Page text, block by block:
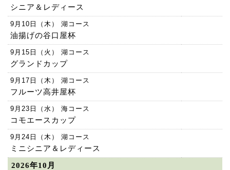
シニア＆レディース
9月10日（木） 湖コース
油揚げの谷口屋杯
9月15日（火） 湖コース
グランドカップ
9月17日（木） 湖コース
フルーツ高井屋杯
9月23日（水） 海コース
コモエースカップ
9月24日（木） 湖コース
ミニシニア＆レディース
2026年10月